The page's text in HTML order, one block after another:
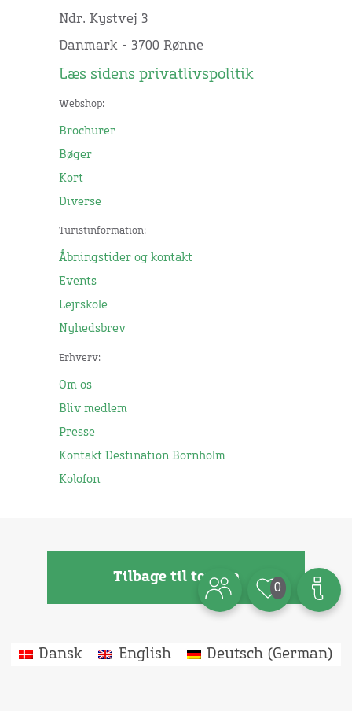
Ndr. Kystvej 3
Danmark - 3700 Rønne
Læs sidens privatlivspolitik
Webshop:
Brochurer
Bøger
Kort
Diverse
Turistinformation:
Åbningstider og kontakt
Events
Lejrskole
Nyhedsbrev
Erhverv:
Om os
Bliv medlem
Presse
Kontakt Destination Bornholm
Kolofon
Tilbage til toppen
0
Dansk English Deutsch(German)